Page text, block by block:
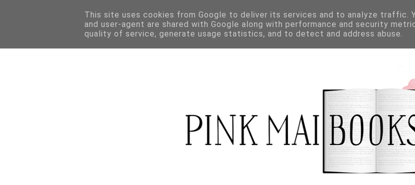
This site uses cookies from Google to deliver its services and to analyze traffic.
and user-agent are shared with Google along with performance and security
quality of service, generate usage statistics, and to detect and address abuse.